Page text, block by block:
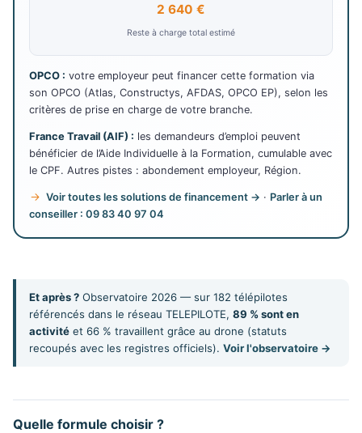
2 640 €
Reste à charge total estimé
OPCO : votre employeur peut financer cette formation via
son OPCO (Atlas, Constructys, AFDAS, OPCO EP), selon les
critères de prise en charge de votre branche.
France Travail (AIF) : les demandeurs d’emploi peuvent
bénéficier de l’Aide Individuelle à la Formation, cumulable avec
le CPF. Autres pistes : abondement employeur, Région.
Voir toutes les solutions de financement → · Parler à un
conseiller : 09 83 40 97 04
Et après ? Observatoire 2026 — sur 182 télépilotes
référencés dans le réseau TELEPILOTE, 89 % sont en
activité et 66 % travaillent grâce au drone (statuts
recoupés avec les registres officiels). Voir l'observatoire →
Quelle formule choisir ?